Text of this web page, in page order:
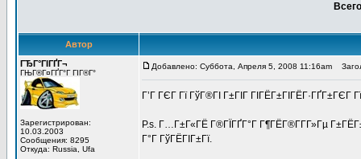
Автор
ГЂГ°ГІГҐГ¬
ГЊГ®Г¤ГҐГ°Г ГІГ®Г°
Зарегистрирован:
10.03.2003
Сообщения: 8295
Откуда: Russia, Ufa
Добавлено: Суббота, Апреля 5, 2008 11:16am
Г’Г ГЄГ Гї ГўГ®ГІ Г±ГІГ ГІГЁГ±ГІГЁГ·ГҐГ±ГЄГ
P.s. Г…Г±Г«ГЁ Г®ГЇГҐГ°Г Г¶ГЁГ®Г­Г­Г»Гµ
Г°Г ГўГЁГІГ±Гї.